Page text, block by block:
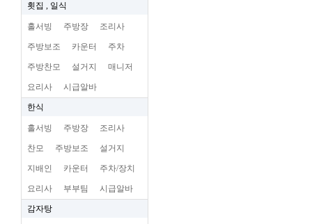
횟집 , 일식
홀서빙 주방장 조리사
주방보조 카운터 주차
주방찬모 설거지 매니저
요리사 시급알바
한식
홀서빙 주방장 조리사
찬모 주방보조 설거지
지배인 카운터 주차/장치
요리사 부부팀 시급알바
감자탕